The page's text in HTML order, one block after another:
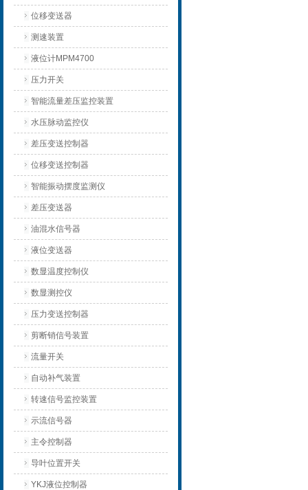
位移变送器
测速装置
液位计MPM4700
压力开关
智能流量差压监控装置
水压脉动监控仪
差压变送控制器
位移变送控制器
智能振动摆度监测仪
差压变送器
油混水信号器
液位变送器
数显温度控制仪
数显测控仪
压力变送控制器
剪断销信号装置
流量开关
自动补气装置
转速信号监控装置
示流信号器
主令控制器
导叶位置开关
YKJ液位控制器